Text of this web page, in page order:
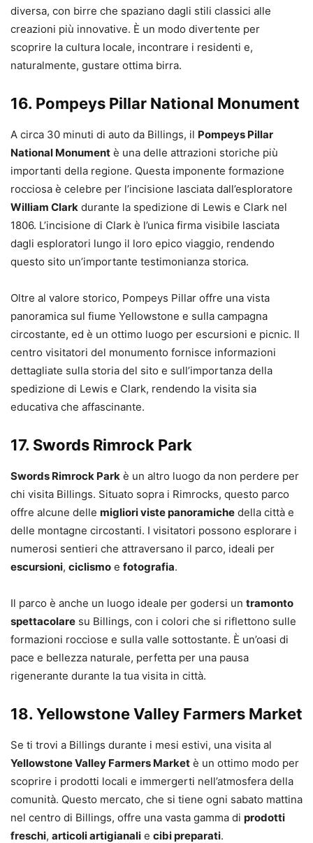
diversa, con birre che spaziano dagli stili classici alle
creazioni più innovative. È un modo divertente per
scoprire la cultura locale, incontrare i residenti e,
naturalmente, gustare ottima birra.
16. Pompeys Pillar National Monument
A circa 30 minuti di auto da Billings, il Pompeys Pillar
National Monument è una delle attrazioni storiche più
importanti della regione. Questa imponente formazione
rocciosa è celebre per l’incisione lasciata dall’esploratore
William Clark durante la spedizione di Lewis e Clark nel
1806. L’incisione di Clark è l’unica firma visibile lasciata
dagli esploratori lungo il loro epico viaggio, rendendo
questo sito un’importante testimonianza storica.
Oltre al valore storico, Pompeys Pillar offre una vista
panoramica sul fiume Yellowstone e sulla campagna
circostante, ed è un ottimo luogo per escursioni e picnic. Il
centro visitatori del monumento fornisce informazioni
dettagliate sulla storia del sito e sull’importanza della
spedizione di Lewis e Clark, rendendo la visita sia
educativa che affascinante.
17. Swords Rimrock Park
Swords Rimrock Park è un altro luogo da non perdere per
chi visita Billings. Situato sopra i Rimrocks, questo parco
offre alcune delle migliori viste panoramiche della città e
delle montagne circostanti. I visitatori possono esplorare i
numerosi sentieri che attraversano il parco, ideali per
escursioni, ciclismo e fotografia.
Il parco è anche un luogo ideale per godersi un tramonto
spettacolare su Billings, con i colori che si riflettono sulle
formazioni rocciose e sulla valle sottostante. È un’oasi di
pace e bellezza naturale, perfetta per una pausa
rigenerante durante la tua visita in città.
18. Yellowstone Valley Farmers Market
Se ti trovi a Billings durante i mesi estivi, una visita al
Yellowstone Valley Farmers Market è un ottimo modo per
scoprire i prodotti locali e immergerti nell’atmosfera della
comunità. Questo mercato, che si tiene ogni sabato mattina
nel centro di Billings, offre una vasta gamma di prodotti
freschi, articoli artigianali e cibi preparati.